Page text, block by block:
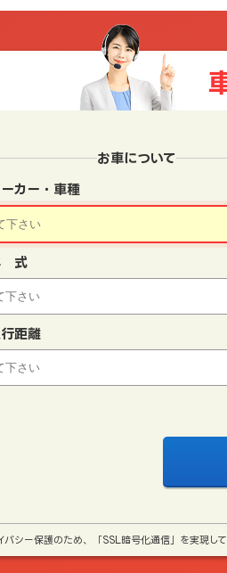
お車について
カー・車種
式
距離
バシー保護のため、「SSL暗号化通信」を実現し